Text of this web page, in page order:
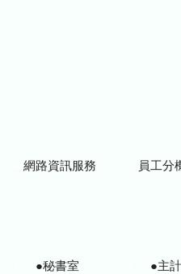
網路資訊服務 員工分
●秘書室 ●主